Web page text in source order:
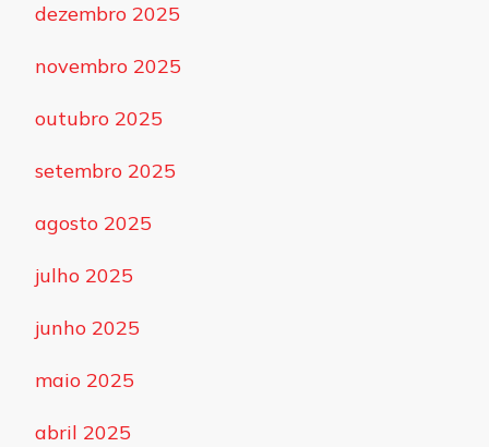
dezembro 2025
novembro 2025
outubro 2025
setembro 2025
agosto 2025
julho 2025
junho 2025
maio 2025
abril 2025